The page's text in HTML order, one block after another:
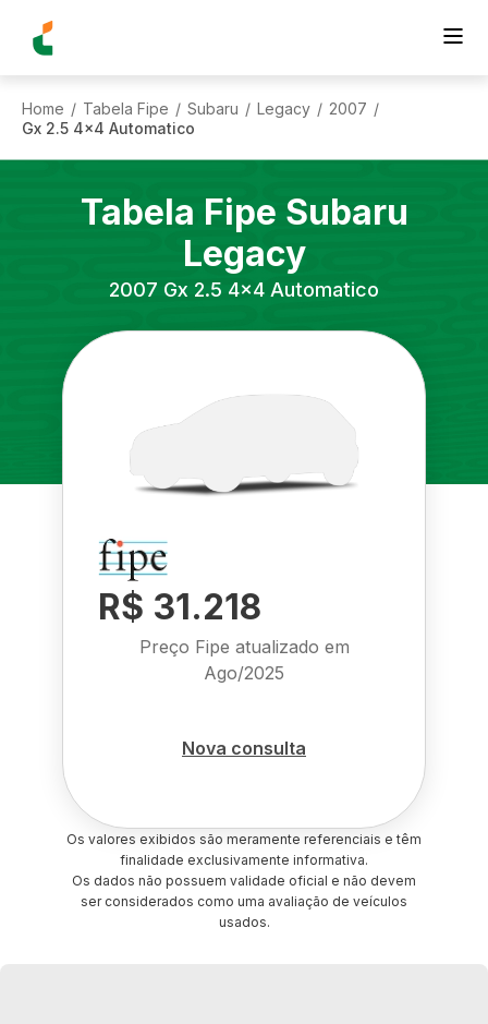
Home / Tabela Fipe / Subaru / Legacy / 2007 /
Gx 2.5 4x4 Automatico
Tabela Fipe Subaru
Legacy
2007 Gx 2.5 4x4 Automatico
R$ 31.218
Preço Fipe atualizado em
Ago/2025
Nova consulta
Os valores exibidos são meramente referenciais e têm
finalidade exclusivamente informativa.
Os dados não possuem validade oficial e não devem
ser considerados como uma avaliação de veículos
usados.